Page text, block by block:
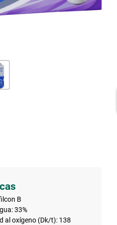
B
33%
al oxígeno (Dk/t): 138